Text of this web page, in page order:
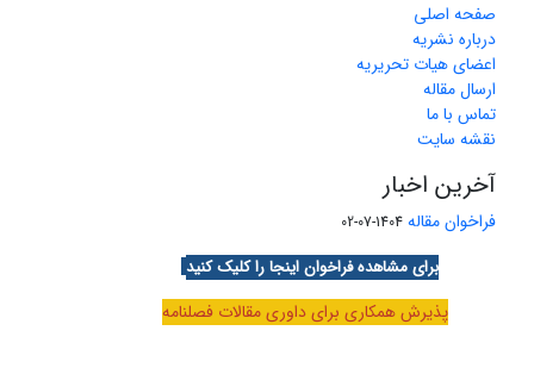
صفحه اصلی
درباره نشریه
اعضای هیات تحریریه
ارسال مقاله
تماس با ما
نقشه سایت
آخرین اخبار
فراخوان مقاله 1404-07-02
برای مشاهده فراخوان اینجا را کلیک کنید
پذیرش همکاری برای داوری مقالات فصلنامه